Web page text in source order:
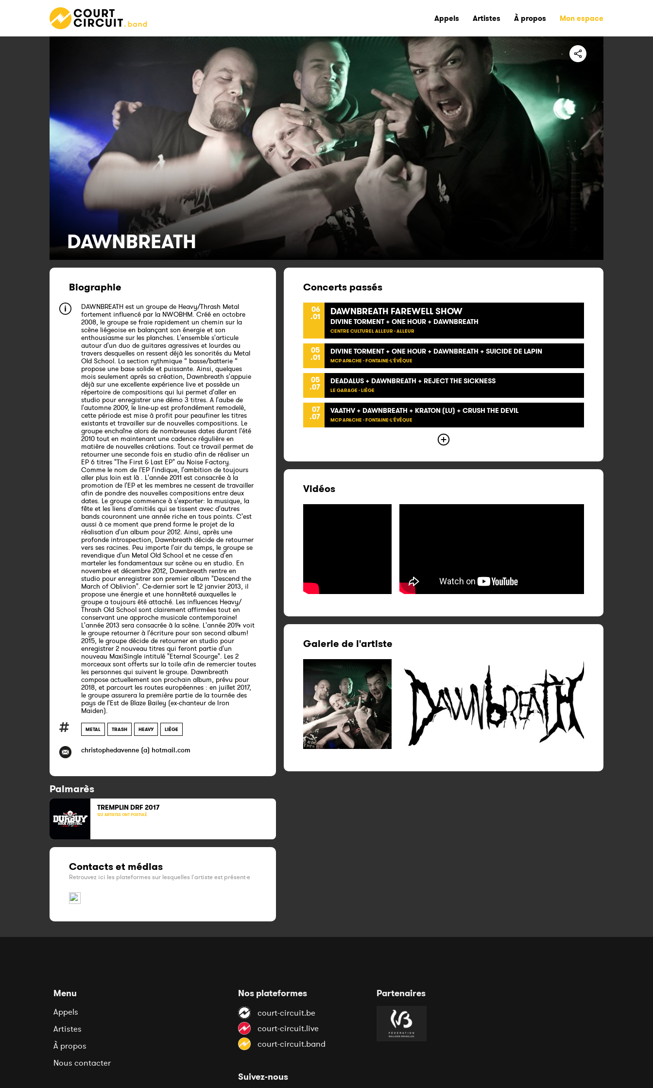
Appels Artistes À propos Mon espace
DAWNBREATH
Biographie
DAWNBREATH est un groupe de Heavy/Thrash Metal
fortement influencé par la NWOBHM. Créé en octobre
2008, le groupe se fraie rapidement un chemin sur la
scène liégeoise en balançant son énergie et son
enthousiasme sur les planches. L'ensemble s'articule
autour d'un duo de guitares agressives et lourdes au
travers desquelles on ressent déjà les sonorités du Metal
Old School. La section rythmique “ basse/batterie “
propose une base solide et puissante. Ainsi, quelques
mois seulement après sa création, Dawnbreath s'appuie
déjà sur une excellente expérience live et possède un
répertoire de compositions qui lui permet d'aller en
studio pour enregistrer une démo 3 titres. A l'aube de
l'automne 2009, le line-up est profondément remodelé,
cette période est mise à profit pour peaufiner les titres
existants et travailler sur de nouvelles compositions. Le
groupe enchaîne alors de nombreuses dates durant l'été
2010 tout en maintenant une cadence régulière en
matière de nouvelles créations. Tout ce travail permet de
retourner une seconde fois en studio afin de réaliser un
EP 6 titres "The First & Last EP" au Noise Factory.
Comme le nom de l'EP l'indique, l'ambition de toujours
aller plus loin est là . L'année 2011 est consacrée à la
promotion de l'EP et les membres ne cessent de travailler
afin de pondre des nouvelles compositions entre deux
dates. Le groupe commence à s'exporter: la musique, la
fête et les liens d'amitiés qui se tissent avec d'autres
bands couronnent une année riche en tous points. C'est
aussi à ce moment que prend forme le projet de la
réalisation d'un album pour 2012. Ainsi, après une
profonde introspection, Dawnbreath décide de retourner
vers ses racines. Peu importe l'air du temps, le groupe se
revendique d'un Metal Old School et ne cesse d'en
marteler les fondamentaux sur scène ou en studio. En
novembre et décembre 2012, Dawnbreath rentre en
studio pour enregistrer son premier album "Descend the
March of Oblivion". Ce-dernier sort le 12 janvier 2013, il
propose une énergie et une honnêteté auxquelles le
groupe a toujours été attaché. Les influences Heavy/
Thrash Old School sont clairement affirmées tout en
conservant une approche musicale contemporaine!
L'année 2013 sera consacrée à la scène. L'année 2014 voit
le groupe retourner à l'écriture pour son second album!
2015, le groupe décide de retourner en studio pour
enregistrer 2 nouveau titres qui feront partie d'un
nouveau MaxiSingle intitulé "Eternal Scourge". Les 2
morceaux sont offerts sur la toile afin de remercier toutes
les personnes qui suivent le groupe. Dawnbreath
compose actuellement son prochain album, prévu pour
2018, et parcourt les routes européennes : en juillet 2017,
le groupe assurera la première partie de la tournée des
pays de l'Est de Blaze Bailey (ex-chanteur de Iron
Maiden).
METAL TRASH HEAVY LIÈGE
christophedavenne (a) hotmail.com
Palmarès
TREMPLIN DRF 2017
122 ARTISTES ONT POSTULÉ
Contacts et médias
Retrouvez ici les plateformes sur lesquelles l'artiste est présent·e
Concerts passés
06
.01 DAWNBREATH FAREWELL SHOW
DIVINE TORMENT + ONE HOUR + DAWNBREATH
CENTRE CULTUREL ALLEUR - ALLEUR
05
.01
DIVINE TORMENT + ONE HOUR + DAWNBREATH + SUICIDE DE LAPIN
MCP APACHE - FONTAINE-L'ÉVÊQUE
05
.07
DEADALUS + DAWNBREATH + REJECT THE SICKNESS
LE GARAGE - LIÈGE
07
.07
VAATHV + DAWNBREATH + KRATON (LU) + CRUSH THE DEVIL
MCP APACHE - FONTAINE-L'ÉVÊQUE
Vidéos
Galerie de l'artiste
Menu
Appels
Artistes
À propos
Nous contacter
Nos plateformes
court-circuit.be
court-circuit.live
court-circuit.band
Suivez-nous
Partenaires